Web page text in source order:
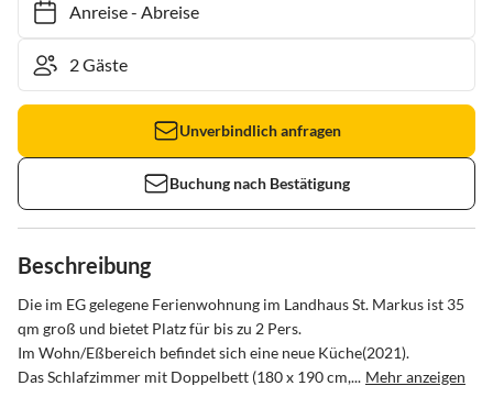
Anreise- Abreise
Unverbindlich anfragen
Buchung nach Bestätigung
Beschreibung
Die im EG gelegene Ferienwohnung im Landhaus St. Markus ist 35
qm groß und bietet Platz für bis zu 2 Pers.
Im Wohn/Eßbereich befindet sich eine neue Küche(2021).
Das Schlafzimmer mit Doppelbett (180 x 190 cm,... Mehr anzeigen